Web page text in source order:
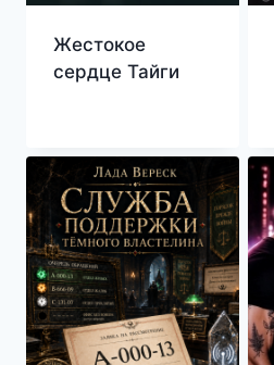
Жестокое
сердце Тайги